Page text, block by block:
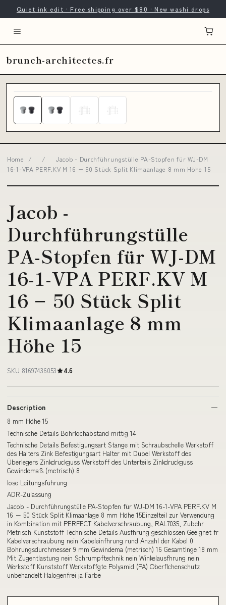
Quiet ink edit · Free shipping over $80 · New washi drops
brunch-architectes.fr
Home / /
Jacob - Durchführungstülle PA-Stopfen für WJ-DM
16-1-VPA PERF.KV M 16 − 50 Stück Split Klimaanlage 8 mm Höhe 15
Jacob -
Durchführungstülle
PA-Stopfen für WJ-DM
16-1-VPA PERF.KV M
16 − 50 Stück Split
Klimaanlage 8 mm
Höhe 15
SKU 81697436053 4.6
Description
8 mm Höhe 15
Technische Details Bohrlochabstand mittig 14
Technische Details Befestigungsart Stange mit Schraubschelle Werkstoff
des Halters Zink Befestigungsart Halter mit Dübel Werkstoff des
Überlegers Zinkdruckguss Werkstoff des Unterteils Zinkdruckguss
Gewindemaß (metrisch) 8
lose Leitungsführung
ADR-Zulassung
Jacob - Durchführungstülle PA-Stopfen für WJ-DM 16-1-VPA PERF.KV M
16 − 50 Stück Split Klimaanlage 8 mm Höhe 15Einzelteil zur Verwendung
in Kombination mit PERFECT Kabelverschraubung, RAL7035, Zubehr
Metrisch Kunststoff Technische Details Ausfhrung geschlossen Geeignet fr
Kabelverschraubung nein Kabeleinfhrung rund Anzahl der Kabel 0
Bohrungsdurchmesser 9 mm Gewindema (metrisch) 16 Gesamtlnge 18 mm
Mit Zugentlastung nein Schrumpftechnik nein Winkelausfhrung nein
Werkstoff Kunststoff Werkstoffgte Polyamid (PA) Oberflchenschutz
unbehandelt Halogenfrei ja Farbe